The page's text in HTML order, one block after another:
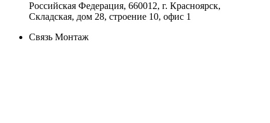
Российская Федерация, 660012, г. Красноярск,
Складская, дом 28, строение 10, офис 1
Связь Монтаж